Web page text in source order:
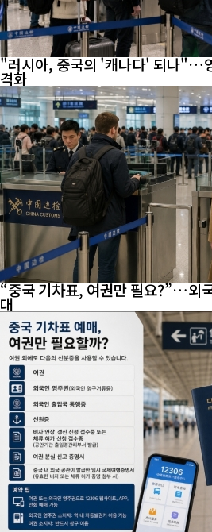
"러시아, 중국의 '캐나다' 되나"…
격화
“중국 기차표, 여권만 필요?”…외
대